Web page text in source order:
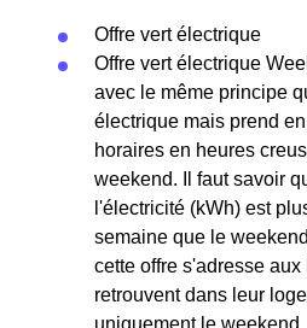
Offre vert électrique
Offre vert électrique
avec le même principe
électrique mais prend
horaires en heures
weekend. Il faut savoir
l'électricité (kWh) est
semaine que le
cette offre s'adresse
retrouvent dans leur
uniquement le weekend.